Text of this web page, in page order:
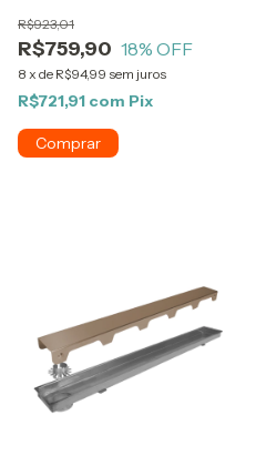
R$759,90
R$923,01
18% OFF
8 x de R$94,99 sem juros
R$721,91 com Pix